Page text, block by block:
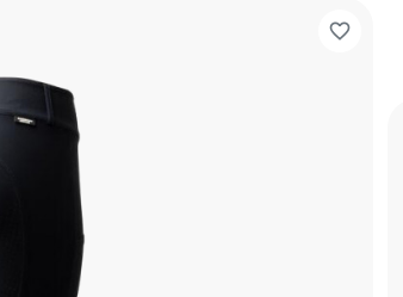
favorite_border